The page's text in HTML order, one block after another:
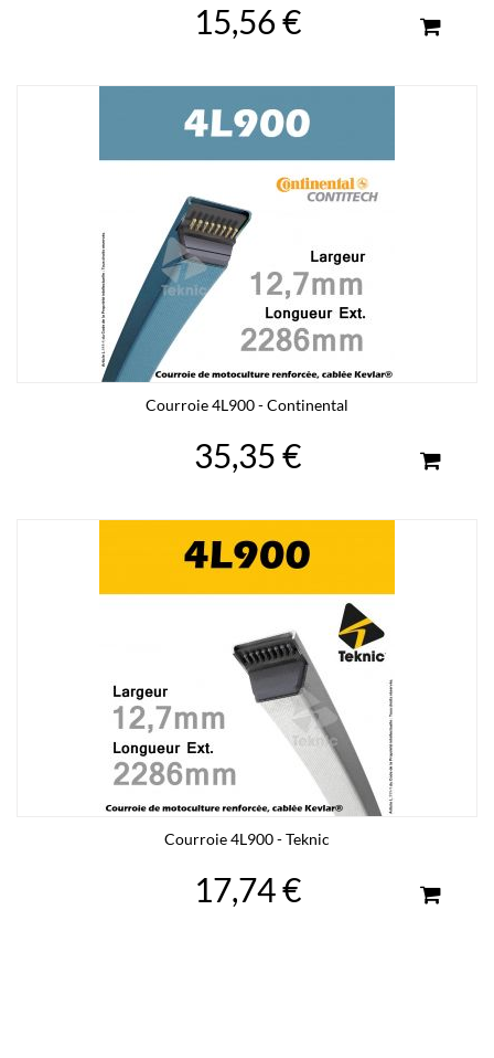
15,56 €
Courroie 4L900 - Continental
35,35 €
Courroie 4L900 - Teknic
17,74 €